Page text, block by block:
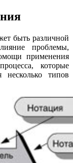
быть различной
проблемы,
применения
которые
несколько типов